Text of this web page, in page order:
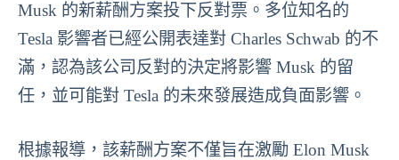
Musk 的新薪酬方案投下反對票。多位知名的
Tesla 影響者已經公開表達對 Charles Schwab 的不
滿，認為該公司反對的決定將影響 Musk 的留
任，並可能對 Tesla 的未來發展造成負面影響。
根據報導，該薪酬方案不僅旨在激勵 Elon Musk